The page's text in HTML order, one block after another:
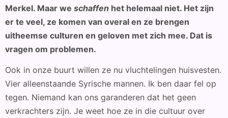
Merkel. Maar we schaffen het helemaal niet. Het zijn
er te veel, ze komen van overal en ze brengen
uitheemse culturen en geloven met zich mee. Dat is
vragen om problemen.
Ook in onze buurt willen ze nu vluchtelingen huisvesten.
Vier alleenstaande Syrische mannen. Ik ben daar fel op
tegen. Niemand kan ons garanderen dat het geen
verkrachters zijn. Je weet hoe ze in die cultuur over